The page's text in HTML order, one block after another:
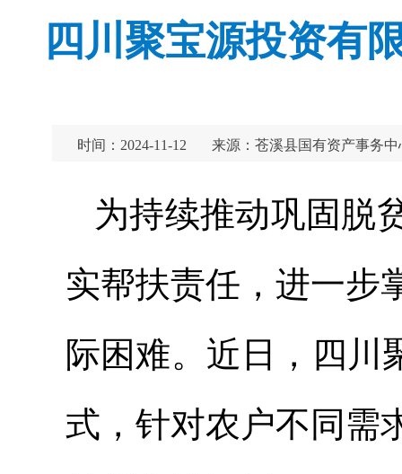
四川聚宝源投资有
时间：2024-11-12 来源：苍溪县国有资产事务中
为持续推动巩固脱
实帮扶责任，进一步
际困难。近日，四川
式，针对农户不同需